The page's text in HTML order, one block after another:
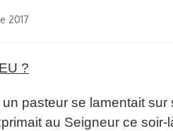
2017
?
pasteur se lamentait
au Seigneur ce